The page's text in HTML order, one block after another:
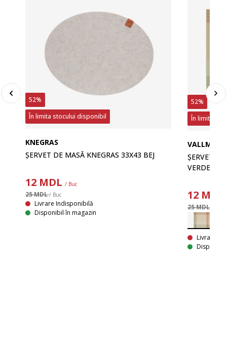
52%
În limita stocului disponibil
KNEGRAS
ȘERVET DE MASĂ KNEGRAS 33X43 BEJ
12MDL / Buc
25 MDL/ Buc
Livrare Indisponibilă
Disponibil în magazin
52%
În limita
VALLMO
ȘERVET
VERDE/
12MDL
25 MDL
Livrare
Disponibil